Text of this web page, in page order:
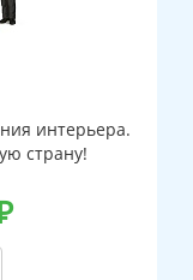
интерьера.
страну!